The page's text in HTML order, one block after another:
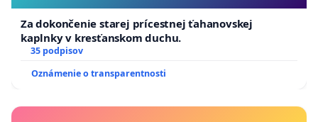
Za dokončenie starej prícestnej ťahanovskej
kaplnky v kresťanskom duchu.
35 podpisov
Oznámenie o transparentnosti